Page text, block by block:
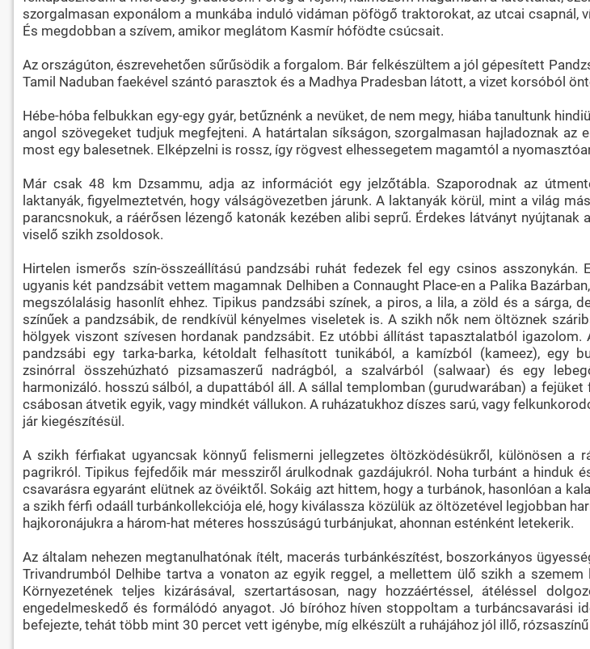
szorgalmasan exponálom a munkába induló vidáman pöfögő traktorokat, az utcai csapnál,
És megdobban a szívem, amikor meglátom Kasmír hófödte csúcsait.
Az országúton, észrevehetően sűrűsödik a forgalom. Bár felkészültem a jól gépesített
Tamil Naduban faekével szántó parasztok és a Madhya Pradesban látott, a vizet korsóból
Hébe-hóba felbukkan egy-egy gyár, betűznénk a nevüket, de nem megy, hiába tanultunk
angol szövegeket tudjuk megfejteni. A határtalan síkságon, szorgalmasan hajladoznak
most egy balesetnek. Elképzelni is rossz, így rögvest elhessegetem magamtól a
Már csak 48 km Dzsammu, adja az információt egy jelzőtábla. Szaporodnak az
laktanyák, figyelmeztetvén, hogy válságövezetben járunk. A laktanyák körül, mint a világ
parancsnokuk, a ráérősen lézengő katonák kezében alibi seprű. Érdekes látványt nyújtanak
viselő szikh zsoldosok.
Hirtelen ismerős szín-összeállítású pandzsábi ruhát fedezek fel egy csinos asszonykán.
ugyanis két pandzsábit vettem magamnak Delhiben a Connaught Place-en a Palika
megszólalásig hasonlít ehhez. Tipikus pandzsábi színek, a piros, a lila, a zöld és a sárga,
színűek a pandzsábik, de rendkívül kényelmes viseletek is. A szikh nők nem öltöznek
hölgyek viszont szívesen hordanak pandzsábit. Ez utóbbi állítást tapasztalatból igazolom.
pandzsábi egy tarka-barka, kétoldalt felhasított tunikából, a kamízból (kameez), egy
zsinórral összehúzható pizsamaszerű nadrágból, a szalvárból (salwaar) és egy
harmonizáló. hosszú sálból, a dupattából áll. A sállal templomban (gurudwarában) a fejüket
csábosan átvetik egyik, vagy mindkét vállukon. A ruházatukhoz díszes sarú, vagy
jár kiegészítésül.
A szikh férfiakat ugyancsak könnyű felismerni jellegzetes öltözködésükről, különösen
pagrikról. Tipikus fejfedőik már messziről árulkodnak gazdájukról. Noha turbánt a hinduk
csavarásra egyaránt elütnek az övéiktől. Sokáig azt hittem, hogy a turbánok, hasonlóan a
a szikh férfi odaáll turbánkollekciója elé, hogy kiválassza közülük az öltözetével legjobban
hajkoronájukra a három-hat méteres hosszúságú turbánjukat, ahonnan esténként letekerik.
Az általam nehezen megtanulhatónak ítélt, macerás turbánkészítést, boszorkányos
Trivandrumból Delhibe tartva a vonaton az egyik reggel, a mellettem ülő szikh a
Környezetének teljes kizárásával, szertartásosan, nagy hozzáértéssel, átéléssel
engedelmeskedő és formálódó anyagot. Jó bíróhoz híven stoppoltam a turbáncsavarási
befejezte, tehát több mint 30 percet vett igénybe, míg elkészült a ruhájához jól illő,